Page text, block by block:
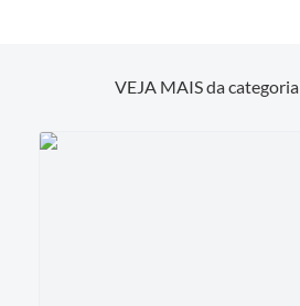
VEJA MAIS da categoria